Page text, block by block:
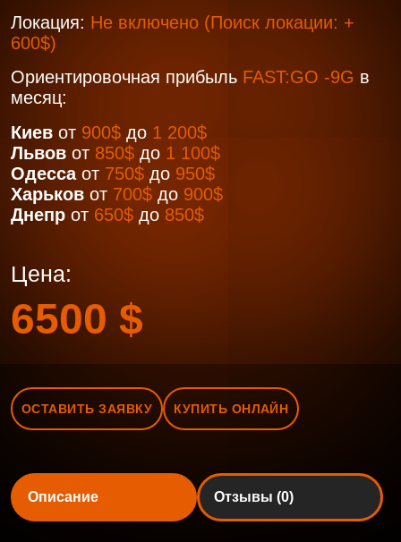
Локация: Не включено (Поиск локации: +
600$)
Ориентировочная прибыль FAST:GO -9G в
месяц:
Киев от 900$ до 1 200$
Львов от 850$ до 1 100$
Одессаот 750$ до 950$
Харьков от 700$ до 900$
Днепр от 650$ до 850$
Цена:
6500 $
ОСТАВИТЬ ЗАЯВКУ КУПИТЬ ОНЛАЙН
Описание Отзывы (0)